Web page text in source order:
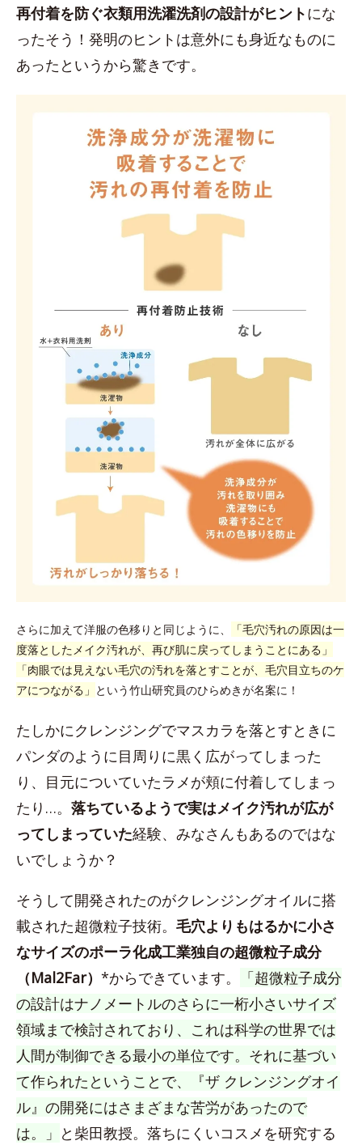
再付着を防ぐ衣類用洗濯洗剤の設計がヒントにな
ったそう！発明のヒントは意外にも身近なものに
あったというから驚きです。
さらに加えて洋服の色移りと同じように、
「毛穴汚れの原因は一
度落としたメイク汚れが、再び肌に戻ってしまうことにある」
「肉眼では見えない毛穴の汚れを落とすことが、毛穴目立ちのケ
アにつながる」 という竹山研究員のひらめきが名案に！
たしかにクレンジングでマスカラを落とすときに
パンダのように目周りに黒く広がってしまった
り、目元についていたラメが頬に付着してしまっ
たり…。 落ちているようで実はメイク汚れが広が
ってしまっていた経験、みなさんもあるのではな
いでしょうか？
そうして開発されたのがクレンジングオイルに搭
載された超微粒子技術。 毛穴よりもはるかに小さ
なサイズのポーラ化成工業独自の超微粒子成分
（Mal2Far） *からできています。
「超微粒子成分
の設計はナノメートルのさらに一桁小さいサイズ
領域まで検討されており、これは科学の世界では
人間が制御できる最小の単位です。それに基づい
て作られたということで、『ザ クレンジングオイ
ル』の開発にはさまざまな苦労があったので
は。」 と柴田教授。落ちにくいコスメを研究する